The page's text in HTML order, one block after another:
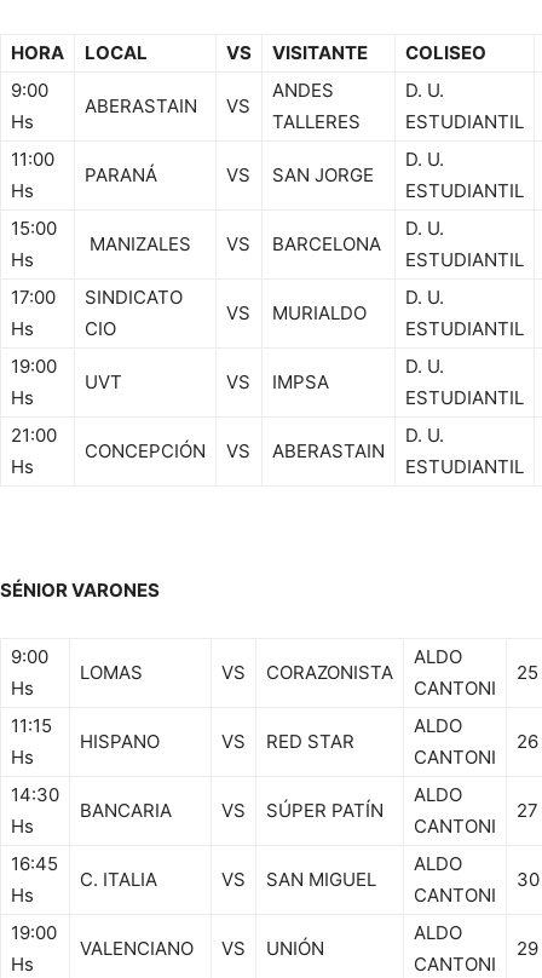
HORA LOCAL VS VISITANTE
COLISEO
9:00
Hs
ABERASTAIN VS
ANDES
TALLERES
D. U.
ESTUDIANTIL
11:00
Hs
PARANÁ VS SAN JORGE
D. U.
ESTUDIANTIL
15:00
Hs
MANIZALES VS BARCELONA
D. U.
ESTUDIANTIL
17:00
Hs
SINDICATO
CIO
VS MURIALDO
D. U.
ESTUDIANTIL
19:00
Hs
UVT VS IMPSA
D. U.
ESTUDIANTIL
21:00
Hs
CONCEPCIÓN VS ABERASTAIN
D. U.
ESTUDIANTIL
SÉNIOR VARONES
9:00
Hs
LOMAS VS CORAZONISTA
ALDO
CANTONI
25
11:15
Hs
HISPANO VS RED STAR
ALDO
CANTONI
26
14:30
Hs
BANCARIA VS SÚPER PATÍN
ALDO
CANTONI
27
16:45
Hs
C. ITALIA VS SAN MIGUEL
ALDO
CANTONI
30
19:00
Hs
VALENCIANO VS UNIÓN
ALDO
CANTONI
29